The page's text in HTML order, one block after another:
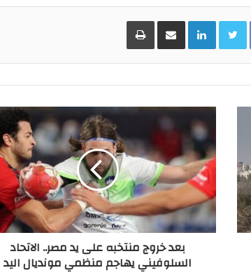
Facebook
Twitter
LinkedInمشاركة عبر البريد طباعة
بعد خروج منتخبه على يد مصر.. الاتحاد
السلوفيني يهاجم منظمي مونديال اليد